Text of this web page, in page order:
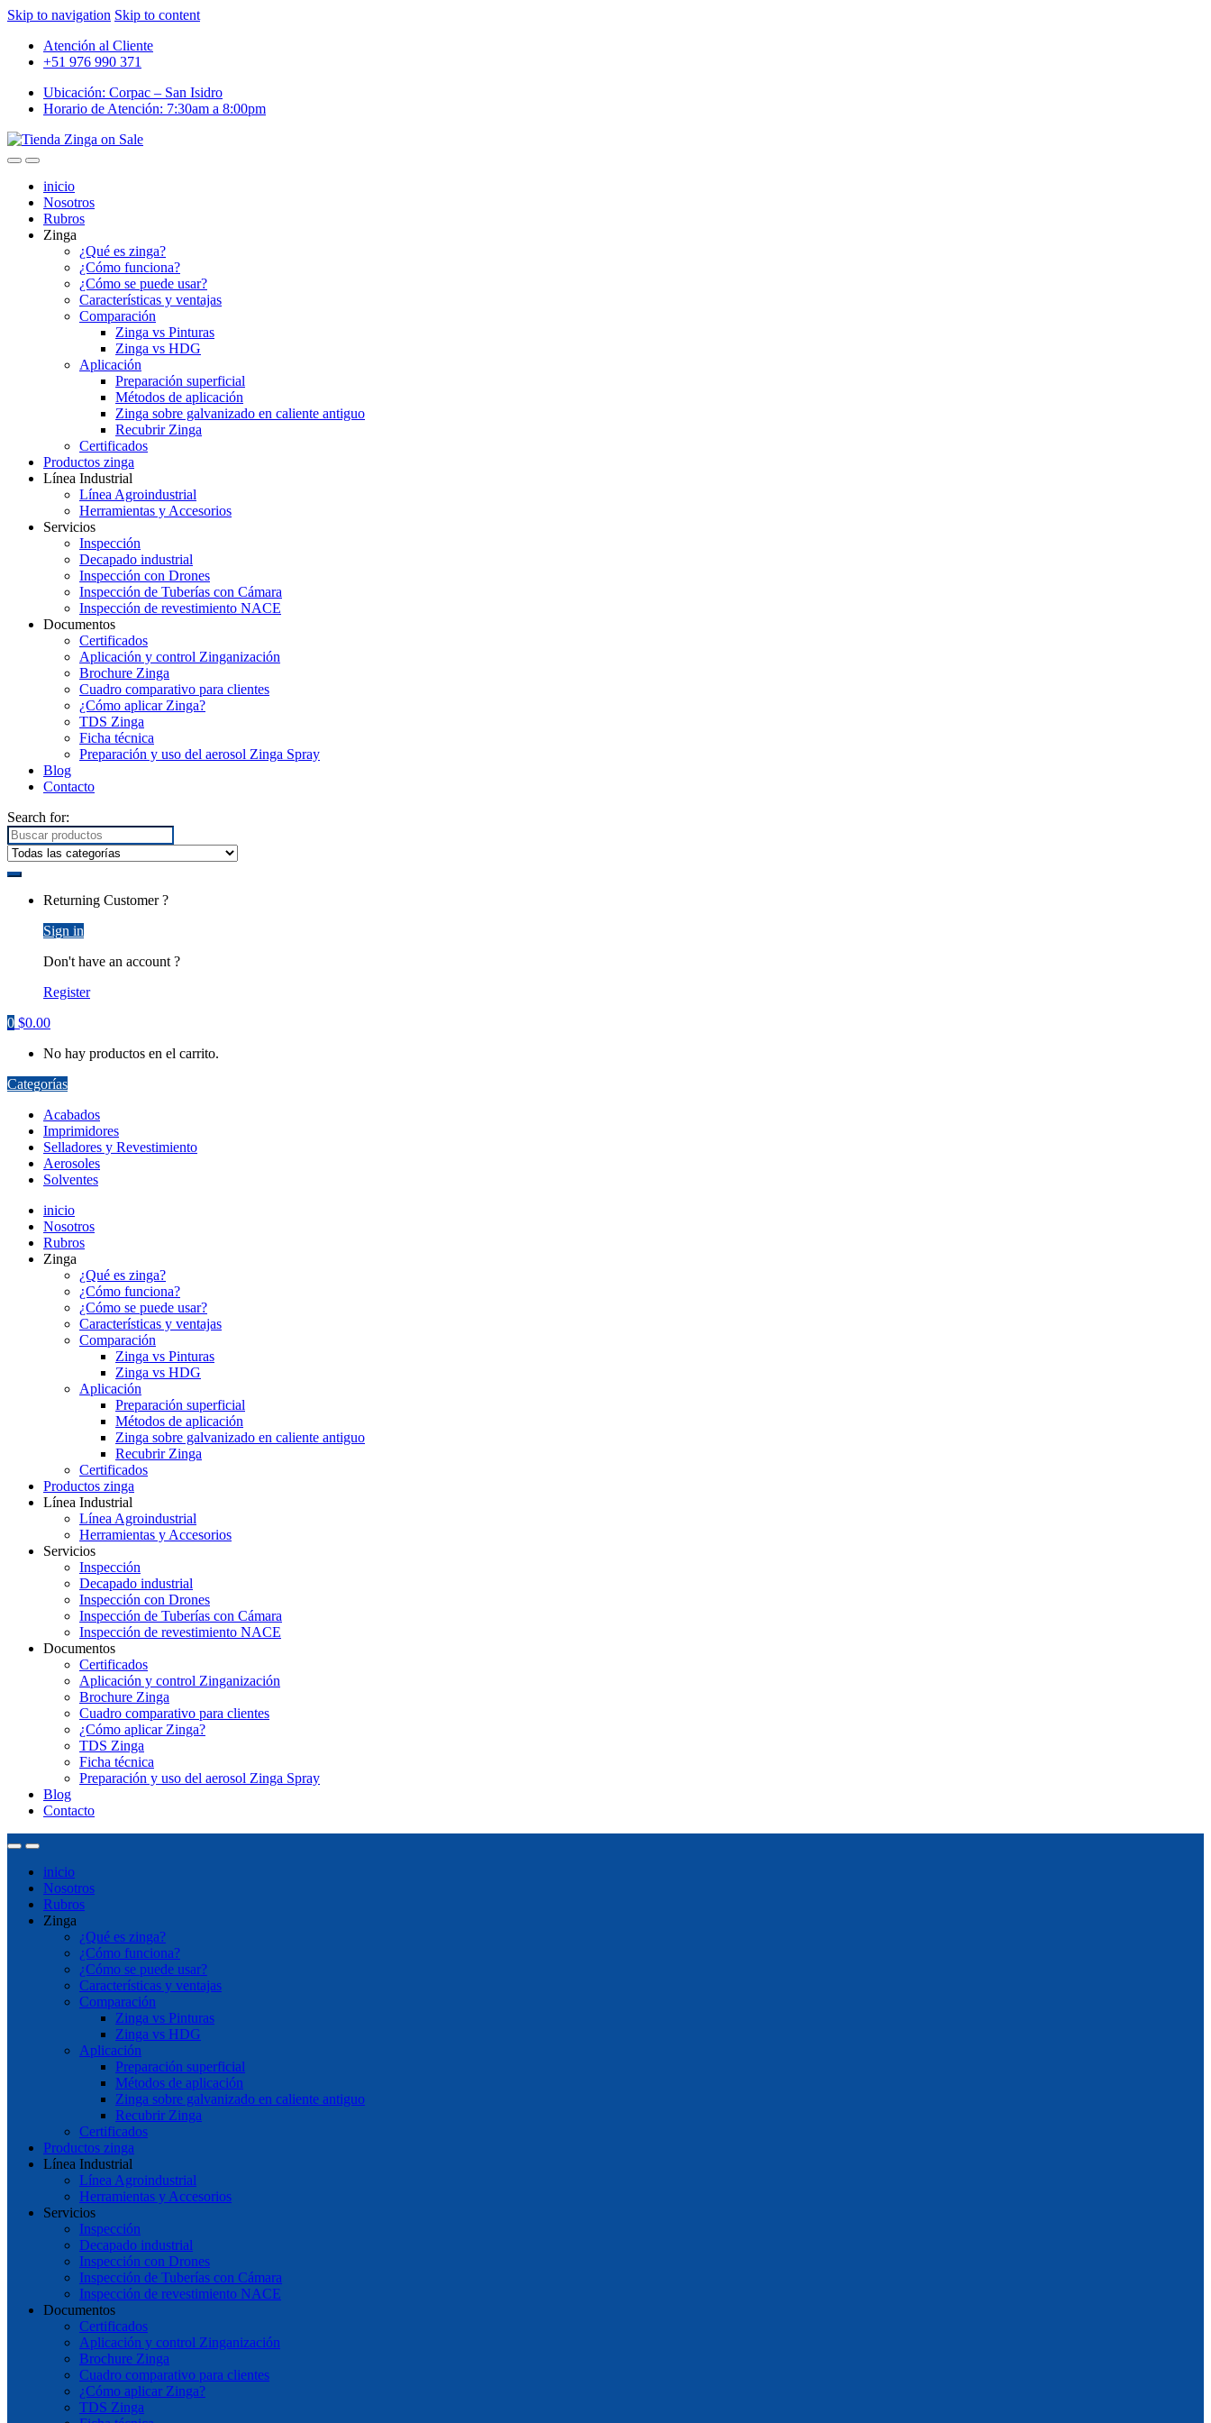
Skip to navigation Skip to content
Atención al Cliente
+51 976 990 371
Ubicación: Corpac – San Isidro
Horario de Atención: 7:30am a 8:00pm
inicio
Nosotros
Rubros
Zinga
¿Qué es zinga?
¿Cómo funciona?
¿Cómo se puede usar?
Características y ventajas
Comparación
Zinga vs Pinturas
Zinga vs HDG
Aplicación
Preparación superficial
Métodos de aplicación
Zinga sobre galvanizado en caliente antiguo
Recubrir Zinga
Certificados
Productos zinga
Línea Industrial
Línea Agroindustrial
Herramientas y Accesorios
Servicios
Inspección
Decapado industrial
Inspección con Drones
Inspección de Tuberías con Cámara
Inspección de revestimiento NACE
Documentos
Certificados
Aplicación y control Zinganización
Brochure Zinga
Cuadro comparativo para clientes
¿Cómo aplicar Zinga?
TDS Zinga
Ficha técnica
Preparación y uso del aerosol Zinga Spray
Blog
Contacto
Search for:
Returning Customer ?
Sign in
Don't have an account ?
Register
0 $0.00
No hay productos en el carrito.
Categorías
Acabados
Imprimidores
Selladores y Revestimiento
Aerosoles
Solventes
inicio
Nosotros
Rubros
Zinga
¿Qué es zinga?
¿Cómo funciona?
¿Cómo se puede usar?
Características y ventajas
Comparación
Zinga vs Pinturas
Zinga vs HDG
Aplicación
Preparación superficial
Métodos de aplicación
Zinga sobre galvanizado en caliente antiguo
Recubrir Zinga
Certificados
Productos zinga
Línea Industrial
Línea Agroindustrial
Herramientas y Accesorios
Servicios
Inspección
Decapado industrial
Inspección con Drones
Inspección de Tuberías con Cámara
Inspección de revestimiento NACE
Documentos
Certificados
Aplicación y control Zinganización
Brochure Zinga
Cuadro comparativo para clientes
¿Cómo aplicar Zinga?
TDS Zinga
Ficha técnica
Preparación y uso del aerosol Zinga Spray
Blog
Contacto
inicio
Nosotros
Rubros
Zinga
¿Qué es zinga?
¿Cómo funciona?
¿Cómo se puede usar?
Características y ventajas
Comparación
Zinga vs Pinturas
Zinga vs HDG
Aplicación
Preparación superficial
Métodos de aplicación
Zinga sobre galvanizado en caliente antiguo
Recubrir Zinga
Certificados
Productos zinga
Línea Industrial
Línea Agroindustrial
Herramientas y Accesorios
Servicios
Inspección
Decapado industrial
Inspección con Drones
Inspección de Tuberías con Cámara
Inspección de revestimiento NACE
Documentos
Certificados
Aplicación y control Zinganización
Brochure Zinga
Cuadro comparativo para clientes
¿Cómo aplicar Zinga?
TDS Zinga